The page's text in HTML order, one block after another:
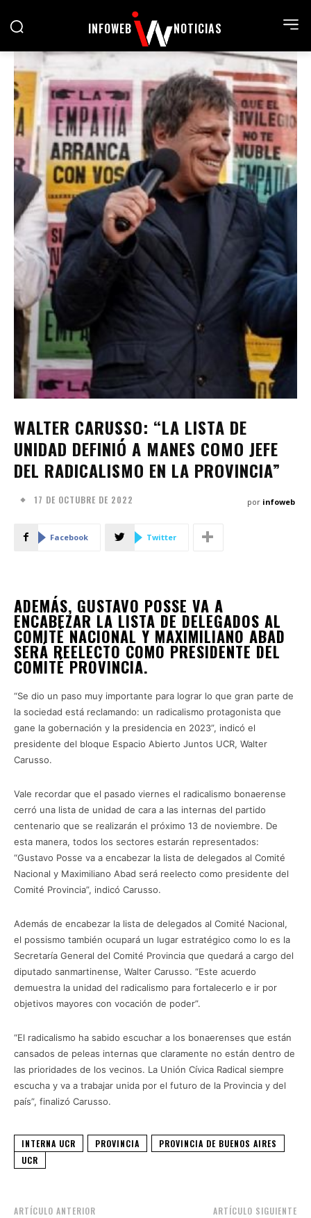
INFOWEB NOTICIAS
WALTER CARUSSO: “LA LISTA DE
UNIDAD DEFINIÓ A MANES COMO JEFE
DEL RADICALISMO EN LA PROVINCIA”
17 DE OCTUBRE DE 2022 por infoweb
Facebook Twitter
ADEMÁS, GUSTAVO POSSE VA A
ENCABEZAR LA LISTA DE DELEGADOS AL
COMITÉ NACIONAL Y MAXIMILIANO ABAD
SERÁ REELECTO COMO PRESIDENTE DEL
COMITÉ PROVINCIA.
“Se dio un paso muy importante para lograr lo que gran parte de
la sociedad está reclamando: un radicalismo protagonista que
gane la gobernación y la presidencia en 2023”, indicó el
presidente del bloque Espacio Abierto Juntos UCR, Walter
Carusso.
Vale recordar que el pasado viernes el radicalismo bonaerense
cerró una lista de unidad de cara a las internas del partido
centenario que se realizarán el próximo 13 de noviembre. De
esta manera, todos los sectores estarán representados:
“Gustavo Posse va a encabezar la lista de delegados al Comité
Nacional y Maximiliano Abad será reelecto como presidente del
Comité Provincia”, indicó Carusso.
Además de encabezar la lista de delegados al Comité Nacional,
el possismo también ocupará un lugar estratégico como lo es la
Secretaría General del Comité Provincia que quedará a cargo del
diputado sanmartinense, Walter Carusso. “Este acuerdo
demuestra la unidad del radicalismo para fortalecerlo e ir por
objetivos mayores con vocación de poder”.
“El radicalismo ha sabido escuchar a los bonaerenses que están
cansados de peleas internas que claramente no están dentro de
las prioridades de los vecinos. La Unión Cívica Radical siempre
escucha y va a trabajar unida por el futuro de la Provincia y del
país”, finalizó Carusso.
INTERNA UCR PROVINCIA
PROVINCIA DE BUENOS AIRES
UCR
ARTÍCULO ANTERIOR ARTÍCULO SIGUIENTE